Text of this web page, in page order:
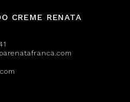
CREME RENATA